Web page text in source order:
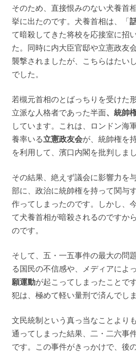
そのため、直接恨みのない犬養首
挙に出たのです。犬養首相は、「
て暗殺してきた将校を応接室に招
た。同時に内大臣官邸や立憲政友
襲撃されましたが、こちらはたい
でした。
若槻元首相のとばっちりを受けた
立派な人格者であった半面、統帥
しています。これは、ロンドン海
養率いる立憲政友会が、統帥権を
を利用して、濱口内閣を批判しまし
その結果、絶えず議会に影響力を
部に、政治に統帥権を持って関与
作ってしまったのです。しかし、
て犬養首相が暗殺されるのですか
のです。
そして、五・一五事件の最大の問
る国民の不信感や、メディアによ
願運動が起こってしまったことで
犯は、極めて軽い量刑で済んでし
文民統制という真っ当なことより
通ってしまった結果、二・二六事
です。この事件がきっかけで、後